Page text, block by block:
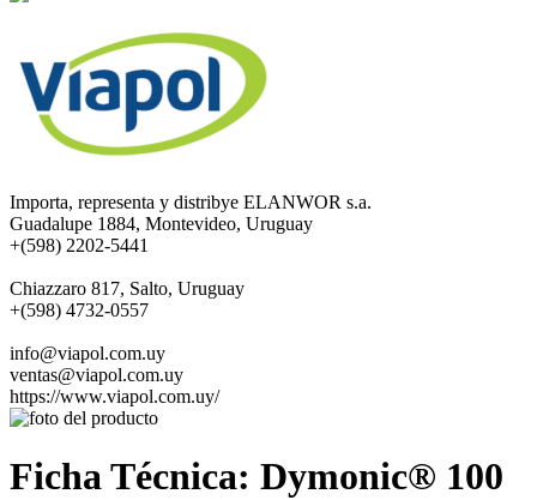
Importa, representa y distribye ELANWOR s.a.
Guadalupe 1884, Montevideo, Uruguay
+(598) 2202-5441
Chiazzaro 817, Salto, Uruguay
+(598) 4732-0557
info@viapol.com.uy
ventas@viapol.com.uy
https://www.viapol.com.uy/
Ficha Técnica: Dymonic® 100